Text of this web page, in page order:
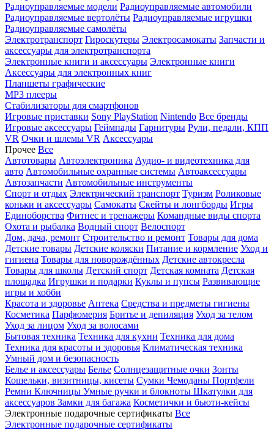
Радиоуправляемые модели Радиоуправляемые автомобили
Радиоуправляемые вертолёты Радиоуправляемые игрушки
Радиоуправляемые самолёты
Электротранспорт Гироскутеры Электросамокаты Запчасти и
аксессуары для электротранспорта
Электронные книги и аксессуары Электронные книги
Аксессуары для электронных книг
Планшеты графические
MP3 плееры
Стабилизаторы для смартфонов
Игровые приставки Sony PlayStation Nintendo Все бренды
Игровые аксессуары Геймпады Гарнитуры Рули, педали, КПП
VR Очки и шлемы VR Аксессуары
Прочее Все
Автотовары Автоэлектроника Аудио- и видеотехника для
авто Автомобильные охранные системы Автоаксессуары
Автозапчасти Автомобильные инструменты
Спорт и отдых Электрический транспорт Туризм Роликовые
коньки и аксессуары Самокаты Скейты и лонгборды Игры
Единоборства Фитнес и тренажеры Командные виды спорта
Охота и рыбалка Водный спорт Велоспорт
Дом, дача, ремонт Строительство и ремонт Товары для дома
Детские товары Детские коляски Питание и кормление Уход и
гигиена Товары для новорождённых Детские автокресла
Товары для школы Детский спорт Детская комната Детская
площадка Игрушки и подарки Куклы и пупсы Развивающие
игры и хобби
Красота и здоровье Аптека Средства и предметы гигиены
Косметика Парфюмерия Бритье и депиляция Уход за телом
Уход за лицом Уход за волосами
Бытовая техника Техника для кухни Техника для дома
Техника для красоты и здоровья Климатическая техника
Умный дом и безопасность
Белье и аксессуары Белье Солнцезащитные очки Зонты
Кошельки, визитницы, кисеты Сумки Чемоданы Портфели
Ремни Ключницы Умные ручки и блокноты Шкатулки для
аксессуаров Замки для багажа Косметички и бьюти-кейсы
Электронные подарочные сертификаты Все
Электронные подарочные сертификаты